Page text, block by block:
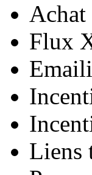
Achat
Flux
Liens